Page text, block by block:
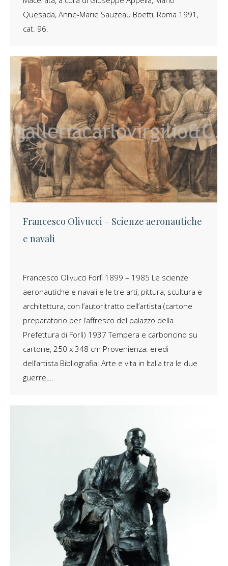
Quesada, Anne-Marie Sauzeau Boetti, Roma 1991,
cat. 96.
Francesco Olivucci – Scienze aeronautiche
e navali
Francesco Olivucci Forlì 1899 – 1985 Le scienze
aeronautiche e navali e le tre arti, pittura, scultura e
architettura, con l’autoritratto dell’artista (cartone
preparatorio per l’affresco del palazzo della
Prefettura di Forlì) 1937 Tempera e carboncino su
cartone, 250 x 348 cm Provenienza: eredi
dell’artista Bibliografia: Arte e vita in Italia tra le due
guerre,…